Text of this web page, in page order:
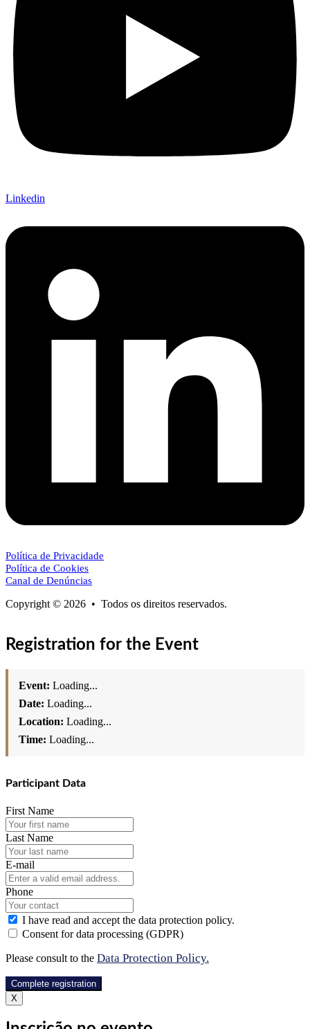
Linkedin
Política de Privacidade
Política de Cookies
Canal de Denúncias
Copyright © 2026 • Todos os direitos reservados.
Registration for the Event
Event: Loading...
Date: Loading...
Location: Loading...
Time: Loading...
Participant Data
First Name
Last Name
E-mail
Phone
I have read and accept the data protection policy.
Consent for data processing (GDPR)
Please consult to the Data Protection Policy.
Complete registration
X